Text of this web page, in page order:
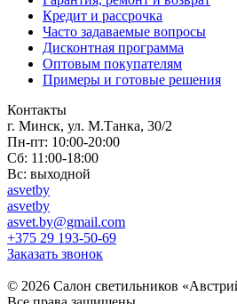
Кредит и рассрочка
Часто задаваемые вопросы
Дисконтная программа
Оптовым покупателям
Примеры и готовые решения
Контакты
г. Минск, ул. М.Танка, 30/2
Пн-пт: 10:00-20:00
Сб: 11:00-18:00
Вс: выходной
asvetby
asvetby
asvet.by@gmail.com
+375 29 193-50-69
Заказать звонок
© 2026 Салон светильников